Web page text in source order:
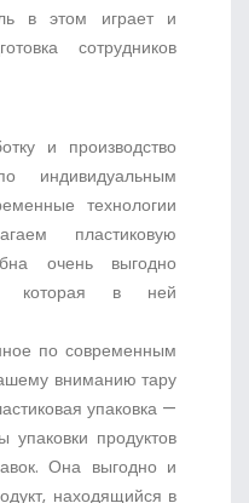
в этом играет и
сотрудников
и производство
индивидуальным
технологии
пластиковую
очень выгодно
которая в ней
по современным
вниманию тару
упаковка —
продуктов
Она выгодно и
находящийся в